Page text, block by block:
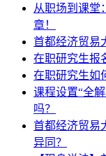
从职场到课堂
章！
首都经济贸易
在职研究生报
在职研究生如
课程设置“全
吗？
首都经济贸易
异同？